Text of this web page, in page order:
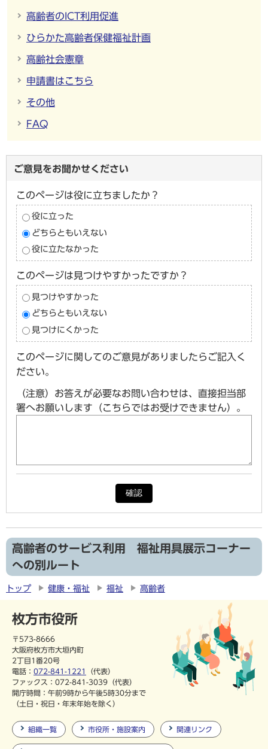
高齢者のICT利用促進
ひらかた高齢者保健福祉計画
高齢社会憲章
申請書はこちら
その他
FAQ
ご意見をお聞かせください
このページは役に立ちましたか？
役に立った
どちらともいえない
役に立たなかった
このページは見つけやすかったですか？
見つけやすかった
どちらともいえない
見つけにくかった
このページに関してのご意見がありましたらご記入く
ださい。
（注意）お答えが必要なお問い合わせは、直接担当部
署へお願いします（こちらではお受けできません）。
確認
高齢者のサービス利用 福祉用具展示コーナー
への別ルート
トップ 健康・福祉 福祉 高齢者
枚方市役所
〒573-8666
大阪府枚方市大垣内町
2丁目1番20号
電話： 072-841-1221
（代表）
ファックス：072-841-3039（代表）
開庁時間：午前9時から午後5時30分まで
（土日・祝日・年末年始を除く）
組織一覧 市役所・施設案内 関連リンク